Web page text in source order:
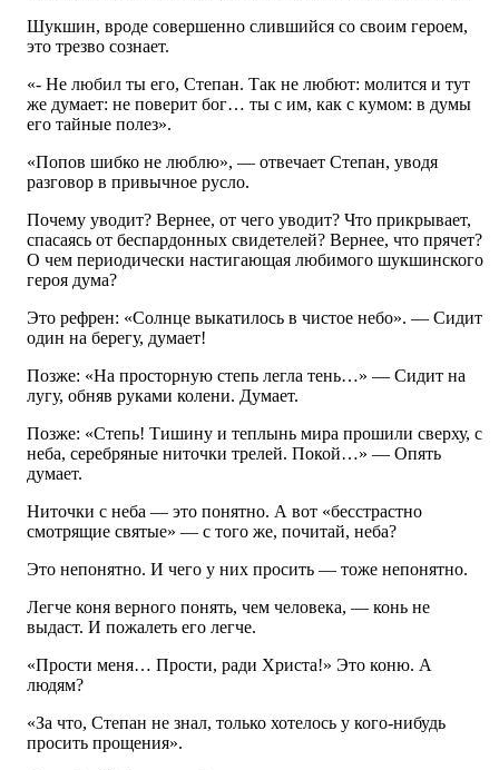
Шукшин, вроде совершенно слившийся со своим героем,
это трезво сознает.
«- Не любил ты его, Степан. Так не любют: молится и тут
же думает: не поверит бог… ты с им, как с кумом: в думы
его тайные полез».
«Попов шибко не люблю», — отвечает Степан, уводя
разговор в привычное русло.
Почему уводит? Вернее, от чего уводит? Что прикрывает,
спасаясь от беспардонных свидетелей? Вернее, что прячет?
О чем периодически настигающая любимого шукшинского
героя дума?
Это рефрен: «Солнце выкатилось в чистое небо». — Сидит
один на берегу, думает!
Позже: «На просторную степь легла тень…» — Сидит на
лугу, обняв руками колени. Думает.
Позже: «Степь! Тишину и теплынь мира прошили сверху, с
неба, серебряные ниточки трелей. Покой…» — Опять
думает.
Ниточки с неба — это понятно. А вот «бесстрастно
смотрящие святые» — с того же, почитай, неба?
Это непонятно. И чего у них просить — тоже непонятно.
Легче коня верного понять, чем человека, — конь не
выдаст. И пожалеть его легче.
«Прости меня… Прости, ради Христа!» Это коню. А
людям?
«За что, Степан не знал, только хотелось у кого-нибудь
просить прощения».